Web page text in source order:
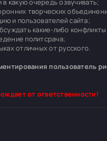
какую очередь озвучивать;
творческих
и пользователей сайта;
какие-либо
политсрача;
отличных от русского.
пользователь
от ответственности!